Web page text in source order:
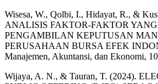
Wisesa, W., Qolbi, I., Hidayat, R., &
ANALISIS FAKTOR-FAKTOR
PENGAMBILAN KEPUTUSAN
PERUSAHAAN BURSA EFEK
Manajemen, Akuntansi, dan Ekonomi,
Wijaya, A. N., & Tauran, T. (2024).